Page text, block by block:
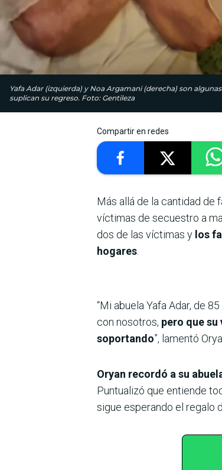
Yafa Adar (izquierda) y Noa Argamani (derecha) son
suplican su regreso. Foto: Gentileza
Compartir en redes
Más allá de la cantidad de
víctimas de secuestro a
dos de las víctimas y los
hogares
“Mi abuela Yafa Adar, de
con nosotros, pero que
soportando”, lamentó
Oryan recordó a su
Puntualizó que entiende
sigue esperando el regalo